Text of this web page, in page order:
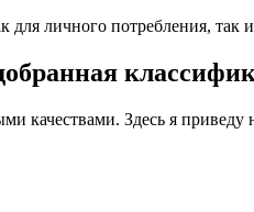
личного потребления, так
качествами. Здесь я